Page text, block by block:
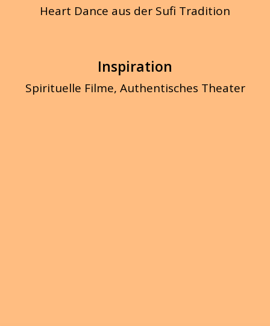
Heart Dance aus der Sufi Tradition
Inspiration
Spirituelle Filme, Authentisches Theater